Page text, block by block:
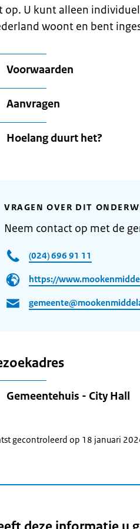
op. U kunt alleen
woont en bent
Voorwaarden
Aanvragen
Hoelang duurt het?
VRAGEN OVER DIT
Neem contact op met de
(024) 696 91 11
https://
Gemeentehuis - City Hall
gecontroleerd op 18 januari